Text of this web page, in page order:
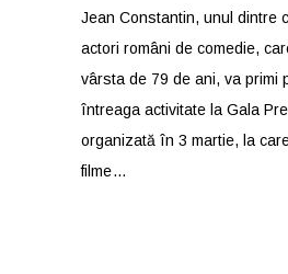
Jean Constantin, unul dintre
actori români de comedie,
vârsta de 79 de ani, va primi
întreaga activitate la Gala
organizată în 3 martie, la
filme